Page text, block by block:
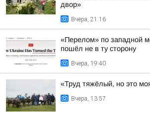
двор»
Вчера, 21:16
«Перелом» по западной
пошёл не в ту сторону
Вчера, 19:40
«Труд тяжёлый, но это
Вчера, 13:57